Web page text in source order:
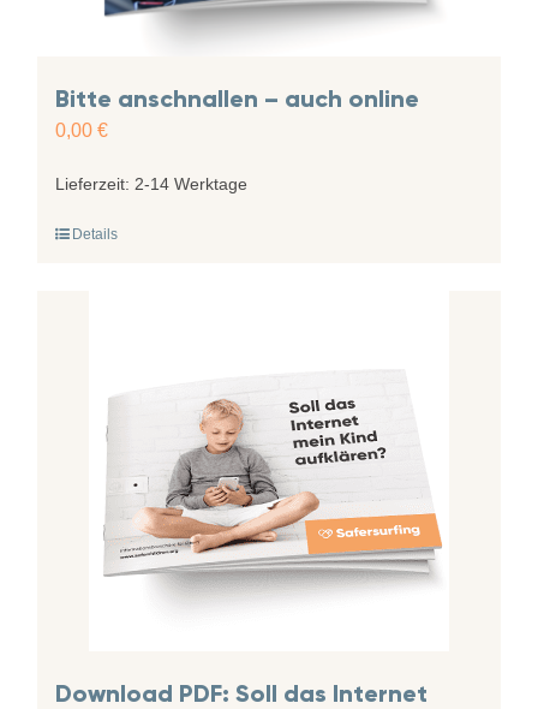
Bitte anschnallen – auch online
0,00 €
Lieferzeit: 2-14 Werktage
Details
Download PDF: Soll das Internet